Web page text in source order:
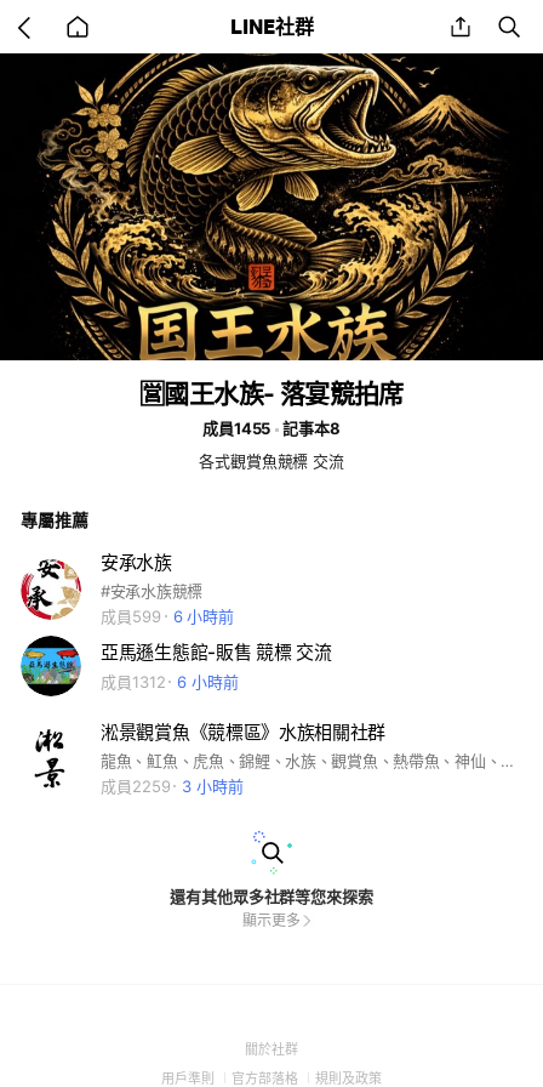
back
to
home
LINE社群 share
🈺國王水族- 落宴競拍席
成員1455
記事本8
各式觀賞魚競標 交流
專屬推薦
安承水族
#安承水族競標
成員599
6 小時前
亞馬遜生態館-販售 競標 交流
成員1312 6 小時前
淞景觀賞魚《競標區》水族相關社群
龍魚、魟魚、虎魚、錦鯉、水族、觀賞魚、熱帶魚、神仙、陸龜、蘇卡達、亞達、豹龜、魚缸設計、魚病等，歡迎詢問！
成員2259
3 小時前
還有其他眾多社群等您來探索
顯示更多
關於社群(Open
用戶準則 (Open
官方部落格 (Open
規則及政策(Open